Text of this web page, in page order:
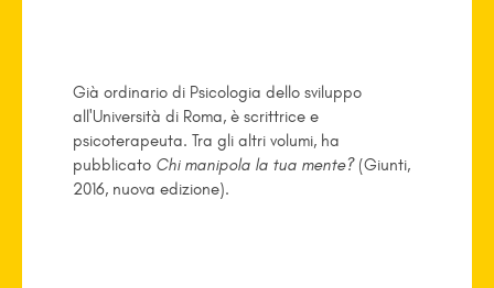
Già ordinario di Psicologia dello sviluppo
all'Università di Roma, è scrittrice e
psicoterapeuta. Tra gli altri volumi, ha
pubblicato Chi manipola la tua mente?(Giunti,
2016, nuova edizione).